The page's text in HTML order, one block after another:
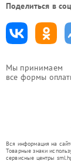
Мы принимаем
все формы
Поделиться в
Вся информация на
Товарные знаки
сервисные центры